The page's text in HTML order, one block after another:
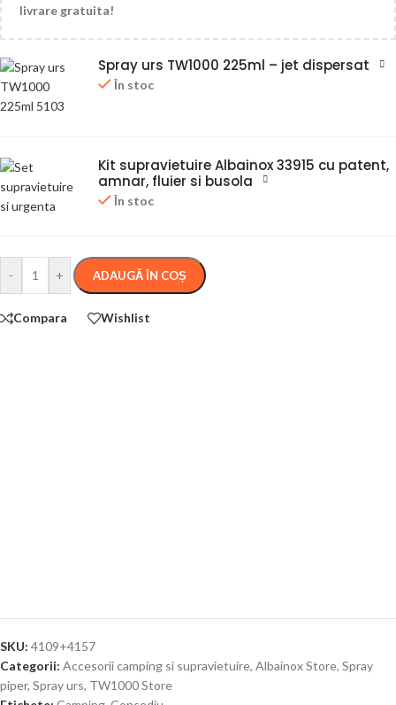
livrare gratuita!
Spray urs TW1000 225ml – jet dispersat
În stoc
Kit supravietuire Albainox 33915 cu patent,
amnar, fluier si busola
În stoc
- + ADAUGĂ ÎN COȘ
Compara Wishlist
SKU: 4109+4157
Categorii: Accesorii camping si supravietuire, Albainox Store, Spray
piper, Spray urs, TW1000 Store